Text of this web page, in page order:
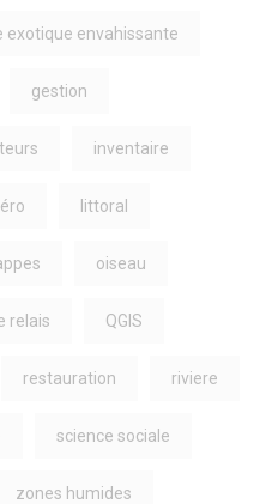
exotique envahissante
gestion
inventaire
littoral
oiseau
relais QGIS
restauration riviere
science sociale
zones humides